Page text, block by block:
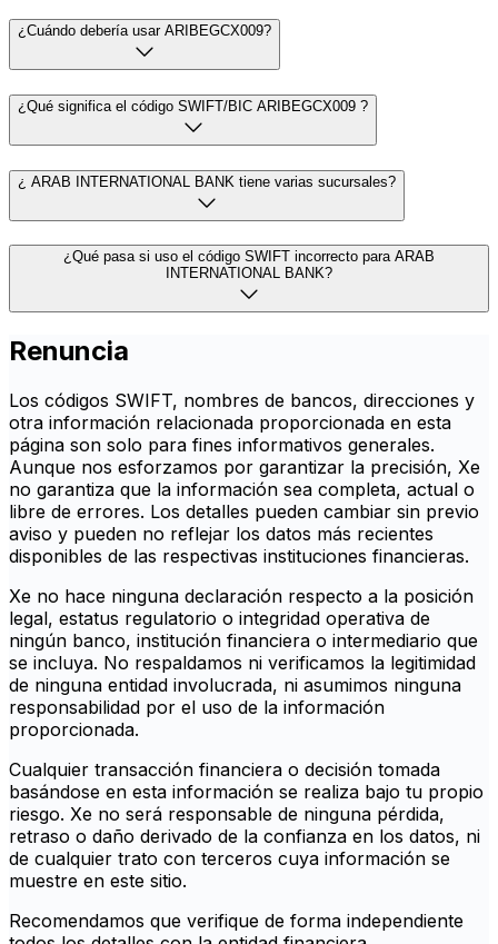
¿Cuándo debería usar ARIBEGCX009?
¿Qué significa el código SWIFT/BIC ARIBEGCX009 ?
¿ ARAB INTERNATIONAL BANK tiene varias sucursales?
¿Qué pasa si uso el código SWIFT incorrecto para ARAB
INTERNATIONAL BANK?
Renuncia
Los códigos SWIFT, nombres de bancos, direcciones y
otra información relacionada proporcionada en esta
página son solo para fines informativos generales.
Aunque nos esforzamos por garantizar la precisión, Xe
no garantiza que la información sea completa, actual o
libre de errores. Los detalles pueden cambiar sin previo
aviso y pueden no reflejar los datos más recientes
disponibles de las respectivas instituciones financieras.
Xe no hace ninguna declaración respecto a la posición
legal, estatus regulatorio o integridad operativa de
ningún banco, institución financiera o intermediario que
se incluya. No respaldamos ni verificamos la legitimidad
de ninguna entidad involucrada, ni asumimos ninguna
responsabilidad por el uso de la información
proporcionada.
Cualquier transacción financiera o decisión tomada
basándose en esta información se realiza bajo tu propio
riesgo. Xe no será responsable de ninguna pérdida,
retraso o daño derivado de la confianza en los datos, ni
de cualquier trato con terceros cuya información se
muestre en este sitio.
Recomendamos que verifique de forma independiente